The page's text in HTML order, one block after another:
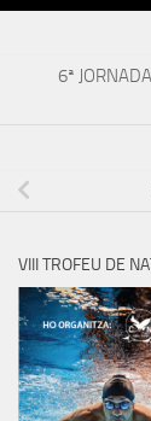
6ª
VIII TROFEU DE